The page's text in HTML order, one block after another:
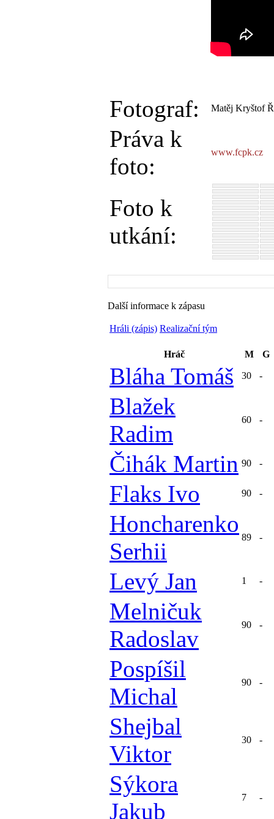
Fotograf: Matěj Kryštof
Práva k
foto:
www.fcpk.cz
Foto k
utkání:
Další informace k zápasu
Hráli (zápis) Realizační tým
Hráč M G
Bláha Tomáš 30 -
Blažek
Radim
60 -
Čihák Martin 90 -
Flaks Ivo 90 -
Honcharenko
Serhii
89 -
Levý Jan 1 -
Melničuk
Radoslav
90 -
Pospíšil
Michal
90 -
Shejbal
Viktor
30 -
Sýkora
Jakub
7 -